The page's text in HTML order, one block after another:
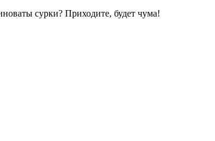
сурки? Приходите, будет чума!